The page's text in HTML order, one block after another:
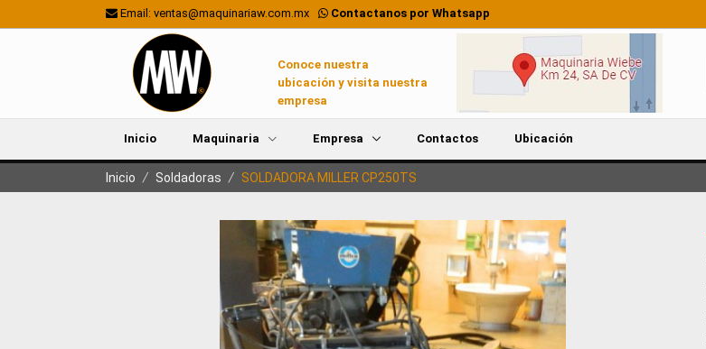
Email: ventas@maquinariaw.com.mx Contactanos por Whatsapp
Conoce nuestra
ubicación y visita nuestra
empresa
Inicio Maquinaria Empresa Contactos Ubicación
Inicio / Soldadoras / SOLDADORA MILLER CP250TS